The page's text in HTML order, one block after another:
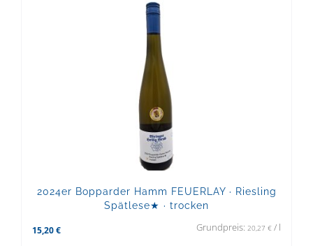
2024er Bopparder Hamm FEUERLAY · Riesling
Spätlese★ · trocken
15,20 € Grundpreis: 20,27 € / l